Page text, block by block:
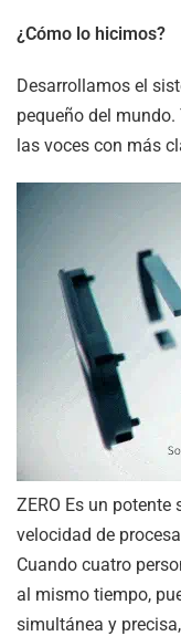
¿Cómo lo hicimos?
Desarrollamos el
pequeño del
las voces con más
ZERO Es un potente
velocidad de
Cuando cuatro
al mismo tiempo,
simultánea y